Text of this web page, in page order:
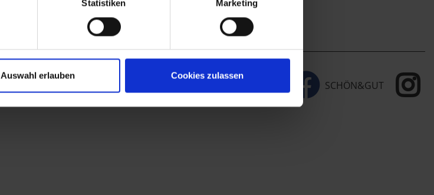
Statistiken Marketing
Auswahl erlauben Cookies zulassen
SCHÖN&GUT